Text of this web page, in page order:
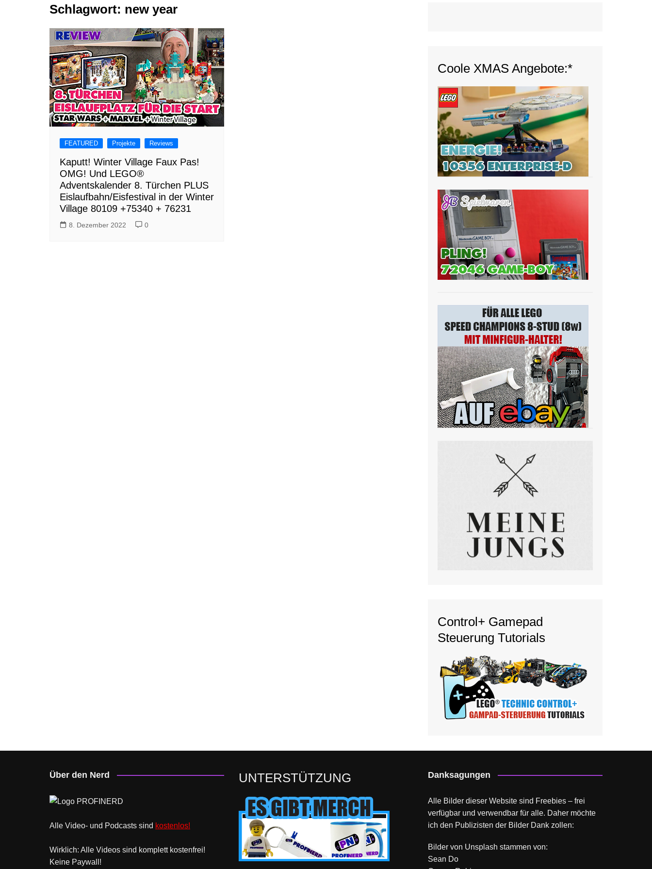
Tutorials
NerdStuff
Speedbuild
GAMEzeit
Muss das Sein
Retroecke
Building Bricks For
Warenkorb
Schlagwort: new year
FEATURED Projekte Reviews
Kaputt! Winter Village Faux Pas!
OMG! Und LEGO®
Adventskalender 8. Türchen PLUS
Eislaufbahn/Eisfestival in der Winter
Village 80109 +75340 + 76231
8. Dezember 2022 0
Coole XMAS Angebote:*
Control+ Gamepad
Steuerung Tutorials
Über den Nerd
Alle Video- und Podcasts sind kostenlos!
Wirklich: Alle Videos sind komplett kostenfrei!
Keine Paywall!
UNTERSTÜTZUNG Danksagungen
Alle Bilder dieser Website sind Freebies – frei
verfügbar und verwendbar für alle. Daher möchte
ich den Publizisten der Bilder Dank zollen:
Bilder von Unsplash stammen von:
Sean Do